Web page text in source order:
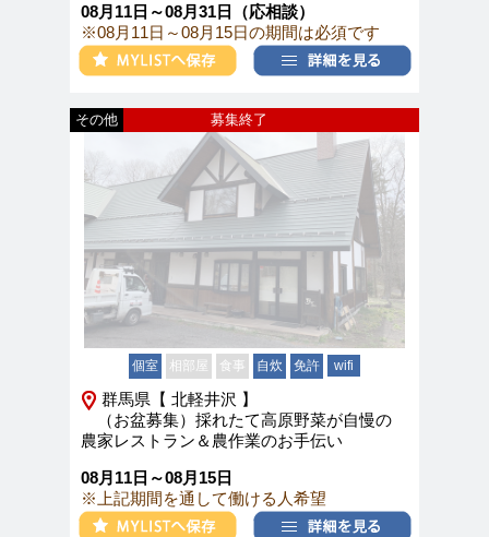
08月11日～08月31日（応相談）
※08月11日～08月15日の期間は必須です
募集終了
その他
個室 相部屋 食事 自炊 免許 wifi
群馬県【 北軽井沢 】
（お盆募集）採れたて高原野菜が自慢の
農家レストラン＆農作業のお手伝い
08月11日～08月15日
※上記期間を通して働ける人希望